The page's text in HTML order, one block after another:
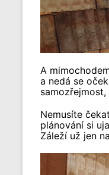
A
a nedá se
Nemusíte
plánování si
Záleží už jen